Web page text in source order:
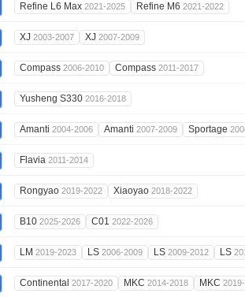
Refine L6 Max 2021-2025 Refine M6 2021-2022
XJ 2003-2007 XJ 2007-2009
Compass 2006-2010 Compass 2011-2017
Yusheng S330 2016-2018
Amanti 2004-2006 Amanti 2007-2009 Sportage
Flavia 2011-2014
Rongyao 2019-2022 Xiaoyao 2018-2022
B10 2025-2026 C01 2022-2026
LM 2019-2023 LS 2006-2009 LS 2009-2012 LS
Continental 2017-2020 MKC 2014-2018 MKC